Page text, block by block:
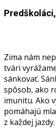
Zima nám
tvári
sánkovať.
spôsob, ako
imunitu. Ako
pomáhajú
z každej